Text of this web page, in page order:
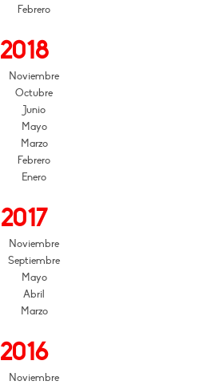
Febrero
2018
Noviembre
Octubre
Junio
Mayo
Marzo
Febrero
Enero
2017
Noviembre
Septiembre
Mayo
Abril
Marzo
2016
Noviembre